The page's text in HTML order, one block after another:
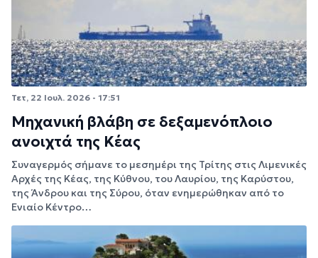
Τετ, 22 Ιουλ. 2026 - 17:51
Μηχανική βλάβη σε δεξαμενόπλοιο
ανοιχτά της Κέας
Συναγερμός σήμανε το μεσημέρι της Τρίτης στις Λιμενικές
Αρχές της Κέας, της Κύθνου, του Λαυρίου, της Καρύστου,
της Άνδρου και της Σύρου, όταν ενημερώθηκαν από το
Ενιαίο Κέντρο…